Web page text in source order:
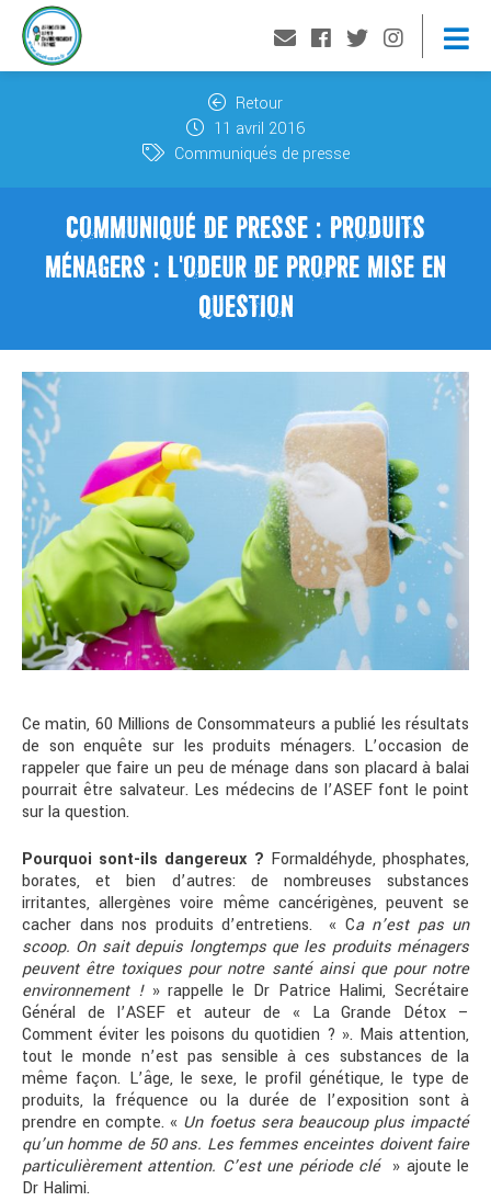
Retour
11 avril 2016
Communiqués de presse
COMMUNIQUÉ DE PRESSE : PRODUITS
MÉNAGERS : L'ODEUR DE PROPRE MISE EN
QUESTION
Ce matin, 60 Millions de Consommateurs a publié les résultats
de son enquête sur les produits ménagers. L’occasion de
rappeler que faire un peu de ménage dans son placard à balai
pourrait être salvateur. Les médecins de l’ASEF font le point
sur la question.
Pourquoi sont-ils dangereux ? Formaldéhyde, phosphates,
borates, et bien d’autres: de nombreuses substances
irritantes, allergènes voire même cancérigènes, peuvent se
cacher dans nos produits d’entretiens. « Ca n’est pas un
scoop. On sait depuis longtemps que les produits ménagers
peuvent être toxiques pour notre santé ainsi que pour notre
environnement !» rappelle le Dr Patrice Halimi, Secrétaire
Général de l’ASEF et auteur de « La Grande Détox –
Comment éviter les poisons du quotidien ? ». Mais attention,
tout le monde n’est pas sensible à ces substances de la
même façon. L’âge, le sexe, le profil génétique, le type de
produits, la fréquence ou la durée de l’exposition sont à
prendre en compte. « Un foetus sera beaucoup plus impacté
qu’un homme de 50 ans. Les femmes enceintes doivent faire
particulièrement attention. C’est une période clé » ajoute le
Dr Halimi.